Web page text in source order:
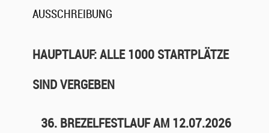
AUSSCHREIBUNG
HAUPTLAUF: ALLE 1000 STARTPLÄTZE
SIND VERGEBEN
36. BREZELFESTLAUF AM 12.07.2026